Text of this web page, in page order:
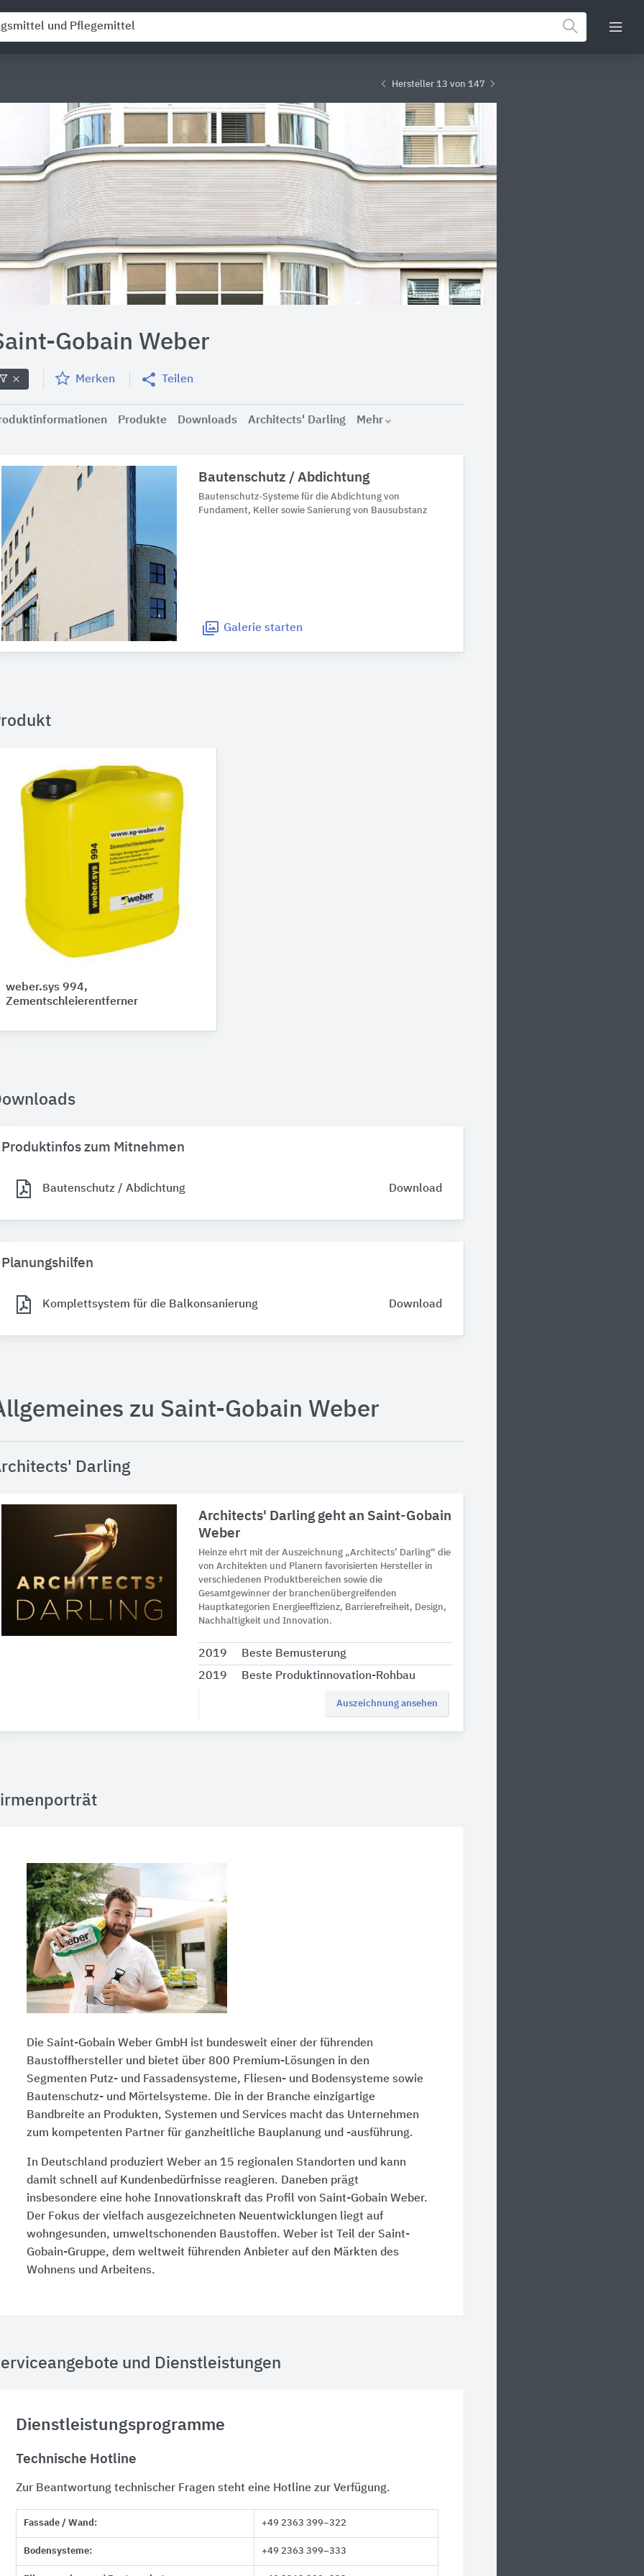
Hersteller 13 von 147
Gobain Weber
Merken Teilen
Produkte Downloads Architects' Darling Mehr
Bautenschutz / Abdichtung
Bautenschutz-Systeme für die Abdichtung von
Fundament, Keller sowie Sanierung von Bausubstanz
Galerie starten
weber.sys 994,
Zementschleierentferner
Produktinfos zum Mitnehmen
Bautenschutz / Abdichtung Download
Planungshilfen
Komplettsystem für die Balkonsanierung Download
zu Saint-Gobain Weber
Darling
Architects' Darling geht an Saint-Gobain
Weber
Heinze ehrt mit der Auszeichnung „Architects’ Darling“ die
von Architekten und Planern favorisierten Hersteller in
verschiedenen Produktbereichen sowie die
Gesamtgewinner der branchenübergreifenden
Hauptkategorien Energieeffizienz, Barrierefreiheit, Design,
Nachhaltigkeit und Innovation.
2019
Beste Bemusterung
2019
Beste Produktinnovation-Rohbau
Auszeichnung ansehen
Die Saint-Gobain Weber GmbH ist bundesweit einer der führenden
Baustoffhersteller und bietet über 800 Premium-Lösungen in den
Segmenten Putz- und Fassadensysteme, Fliesen- und Bodensysteme sowie
Bautenschutz- und Mörtelsysteme. Die in der Branche einzigartige
Bandbreite an Produkten, Systemen und Services macht das Unternehmen
zum kompetenten Partner für ganzheitliche Bauplanung und -ausführung.
In Deutschland produziert Weber an 15 regionalen Standorten und kann
damit schnell auf Kundenbedürfnisse reagieren. Daneben prägt
insbesondere eine hohe Innovationskraft das Profil von Saint-Gobain Weber.
Der Fokus der vielfach ausgezeichneten Neuentwicklungen liegt auf
wohngesunden, umweltschonenden Baustoffen. Weber ist Teil der Saint-
Gobain-Gruppe, dem weltweit führenden Anbieter auf den Märkten des
Wohnens und Arbeitens.
und Dienstleistungen
Dienstleistungsprogramme
Technische Hotline
Zur Beantwortung technischer Fragen steht eine Hotline zur Verfügung.
Fassade / Wand: +49 2363 399–322
Bodensysteme: +49 2363 399–333